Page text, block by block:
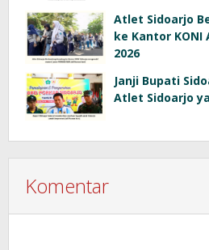
Atlet Sidoarjo
ke Kantor KONI
2026
Janji Bupati
Atlet Sidoarjo
Komentar